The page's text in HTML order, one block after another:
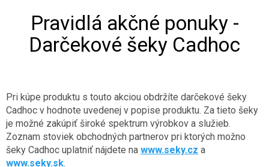
Pravidlá akčné ponuky -
Darčekové šeky Cadhoc
Pri kúpe produktu s touto akciou obdržíte darčekové šeky
Cadhoc v hodnote uvedenej v popise produktu. Za tieto šeky
je možné zakúpiť široké spektrum výrobkov a služieb.
Zoznam stoviek obchodných partnerov pri ktorých možno
šeky Cadhoc uplatniť nájdete na www.seky.cz a
www.seky.sk.